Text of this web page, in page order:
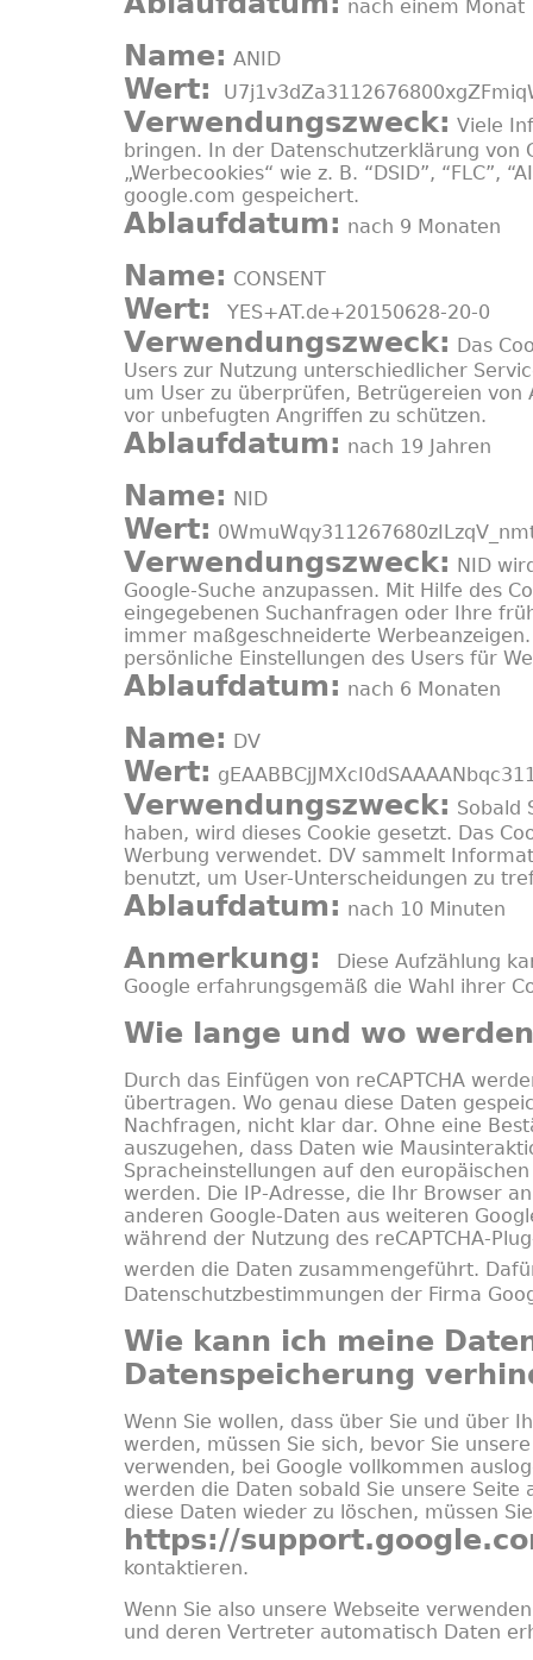
nach einem Monat
Name: ANID
Wert:
Verwendungszweck: Viele
bringen. In der Datenschutzerklärung von
„Werbecookies“ wie z. B. “DSID”, “FLC”,
google.com gespeichert.
Ablaufdatum: nach 9 Monaten
Name: CONSENT
Wert: YES+AT.de+20150628-20-0
Verwendungszweck: Das
Users zur Nutzung unterschiedlicher
um User zu überprüfen, Betrügereien
vor unbefugten Angriffen zu schützen.
Ablaufdatum: nach 19 Jahren
Name: NID
Wert:
Verwendungszweck: NID
Google-Suche anzupassen. Mit Hilfe des
eingegebenen Suchanfragen oder Ihre
immer maßgeschneiderte
persönliche Einstellungen des Users für
Ablaufdatum: nach 6 Monaten
Name: DV
Wert:
Verwendungszweck: Sobald
haben, wird dieses Cookie gesetzt. Das
Werbung verwendet. DV sammelt
benutzt, um User-Unterscheidungen zu
Ablaufdatum: nach 10 Minuten
Anmerkung:
Diese Aufzählung
Google erfahrungsgemäß die Wahl ihrer
Wie lange und wo
Durch das Einfügen von reCAPTCHA
übertragen. Wo genau diese Daten
Nachfragen, nicht klar dar. Ohne eine
auszugehen, dass Daten wie
Spracheinstellungen auf den
werden. Die IP-Adresse, die Ihr Browser
anderen Google-Daten aus weiteren
während der Nutzung des reCAPTCHA-
werden die Daten zusammengeführt.
Datenschutzbestimmungen der Firma
Wie kann ich meine
Datenspeicherung
Wenn Sie wollen, dass über Sie und über
werden, müssen Sie sich, bevor Sie
verwenden, bei Google vollkommen
werden die Daten sobald Sie unsere
diese Daten wieder zu löschen, müssen
https://
kontaktieren.
Wenn Sie also unsere Webseite
und deren Vertreter automatisch Daten